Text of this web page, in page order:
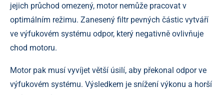
jejich průchod omezený, motor nemůže pracovat v
optimálním režimu. Zanesený filtr pevných částic vytváří
ve výfukovém systému odpor, který negativně ovlivňuje
chod motoru.
Motor pak musí vyvíjet větší úsilí, aby překonal odpor ve
výfukovém systému. Výsledkem je snížení výkonu a horší